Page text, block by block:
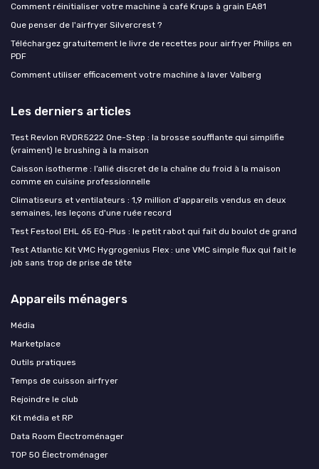
Comment réinitialiser votre machine à café Krups à grain EA81
Que penser de l'airfryer Silvercrest ?
Téléchargez gratuitement le livre de recettes pour airfryer Philips en
PDF
Comment utiliser efficacement votre machine à laver Valberg
Les derniers articles
Test Revlon RVDR5222 One-Step : la brosse soufflante qui simplifie
(vraiment) le brushing à la maison
Caisson isotherme : l’allié discret de la chaîne du froid à la maison
comme en cuisine professionnelle
Climatiseurs et ventilateurs : 1,9 million d'appareils vendus en deux
semaines, les leçons d'une ruée record
Test Festool EHL 65 EQ-Plus : le petit rabot qui fait du boulot de grand
Test Atlantic Kit VMC Hygrogenius Flex : une VMC simple flux qui fait le
job sans trop de prise de tête
Appareils ménagers
Média
Marketplace
Outils pratiques
Temps de cuisson airfryer
Rejoindre le club
Kit média et RP
Data Room Électroménager
TOP 50 Électroménager